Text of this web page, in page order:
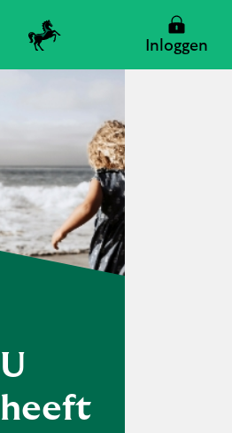
Inloggen
Zoeken
Zoeken
U
heeft